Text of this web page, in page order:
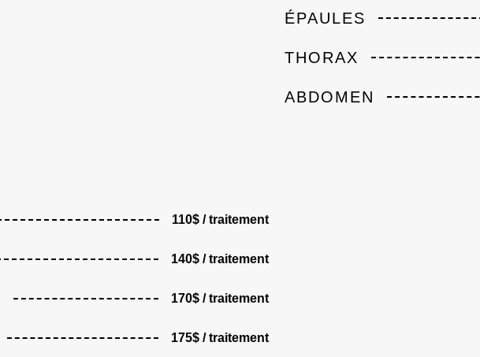
ÉPAULES
THORAX
ABDOMEN
110$ / traitement
140$ / traitement
170$ / traitement
175$ / traitement